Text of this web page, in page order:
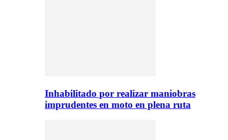
Inhabilitado por realizar maniobras
imprudentes en moto en plena ruta